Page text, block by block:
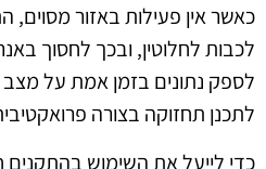
כאשר אין פעילות באזור מסוים,
לכבות לחלוטין, ובכך לחסוך
לספק נתונים בזמן אמת על
לתכנן תחזוקה בצורה
כדי לייעל את השימוש בהתקנים